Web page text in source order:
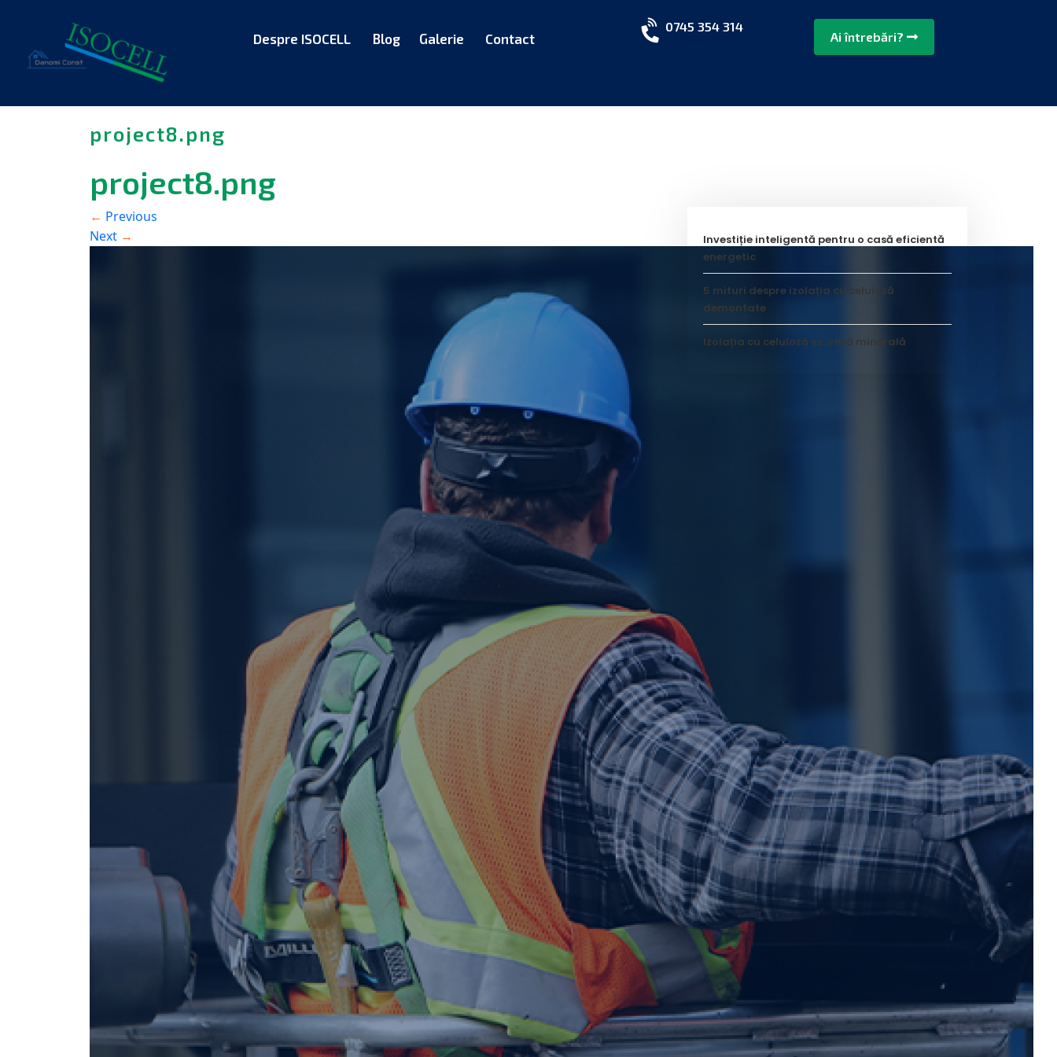
Despre ISOCELL Blog Galerie Contact
0745 354 314
Ai întrebări?
project8.png
project8.png
← Previous
Next →
Investiție inteligentă pentru o casă eficientă
energetic
5 mituri despre izolația cu celuloză
demontate
Izolația cu celuloză vs. vată minerală